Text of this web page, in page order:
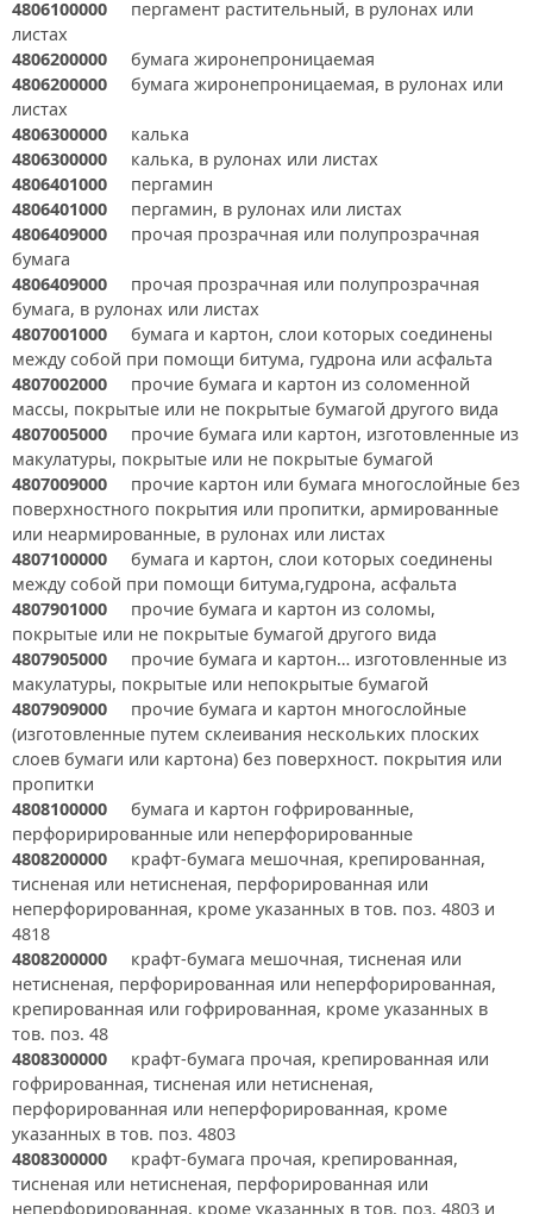
4806100000 пергамент растительный, в рулонах или
листах
4806200000 бумага жиронепроницаемая
4806200000 бумага жиронепроницаемая, в рулонах или
листах
4806300000 калька
4806300000 калька, в рулонах или листах
4806401000 пергамин
4806401000 пергамин, в рулонах или листах
4806409000 прочая прозрачная или полупрозрачная
бумага
4806409000 прочая прозрачная или полупрозрачная
бумага, в рулонах или листах
4807001000 бумага и картон, слои которых соединены
между собой при помощи битума, гудрона или асфальта
4807002000 прочие бумага и картон из соломенной
массы, покрытые или не покрытые бумагой другого вида
4807005000 прочие бумага или картон, изготовленные из
макулатуры, покрытые или не покрытые бумагой
4807009000 прочие картон или бумага многослойные без
поверхностного покрытия или пропитки, армированные
или неармированные, в рулонах или листах
4807100000 бумага и картон, слои которых соединены
между собой при помощи битума,гудрона, асфальта
4807901000 прочие бумага и картон из соломы,
покрытые или не покрытые бумагой другого вида
4807905000 прочие бумага и картон… изготовленные из
макулатуры, покрытые или непокрытые бумагой
4807909000 прочие бумага и картон многослойные
(изготовленные путем склеивания нескольких плоских
слоев бумаги или картона) без поверхност. покрытия или
пропитки
4808100000 бумага и картон гофрированные,
перфорирированные или неперфорированные
4808200000 крафт-бумага мешочная, крепированная,
тисненая или нетисненая, перфорированная или
неперфорированная, кроме указанных в тов. поз. 4803 и
4818
4808200000 крафт-бумага мешочная, тисненая или
нетисненая, перфорированная или неперфорированная,
крепированная или гофрированная, кроме указанных в
тов. поз. 48
4808300000 крафт-бумага прочая, крепированная или
гофрированная, тисненая или нетисненая,
перфорированная или неперфорированная, кроме
указанных в тов. поз. 4803
4808300000 крафт-бумага прочая, крепированная,
тисненая или нетисненая, перфорированная или
неперфорированная, кроме указанных в тов. поз. 4803 и